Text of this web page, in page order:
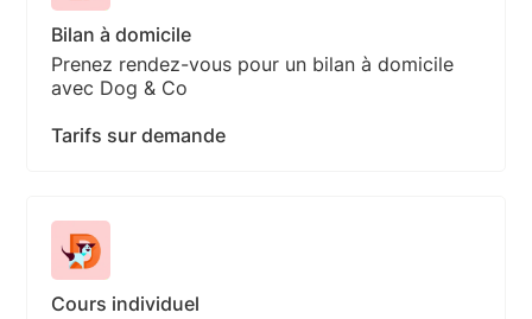
Bilan à domicile
Prenez rendez-vous pour un bilan à domicile
avec Dog & Co
Tarifs sur demande
Cours individuel